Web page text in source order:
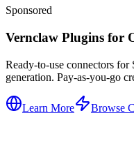
Sponsored
Vernclaw Plugins for
Ready-to-use connectors
generation. Pay-as-you-go
Learn More Browse